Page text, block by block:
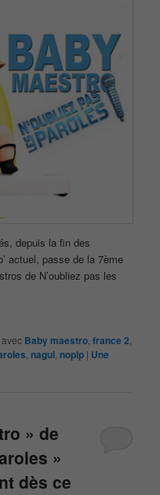
depuis la fin des
actuel, passe de la 7ème
de N’oubliez pas les
Baby maestro ,france 2
nagui noplp | Une
» de
»
dès ce